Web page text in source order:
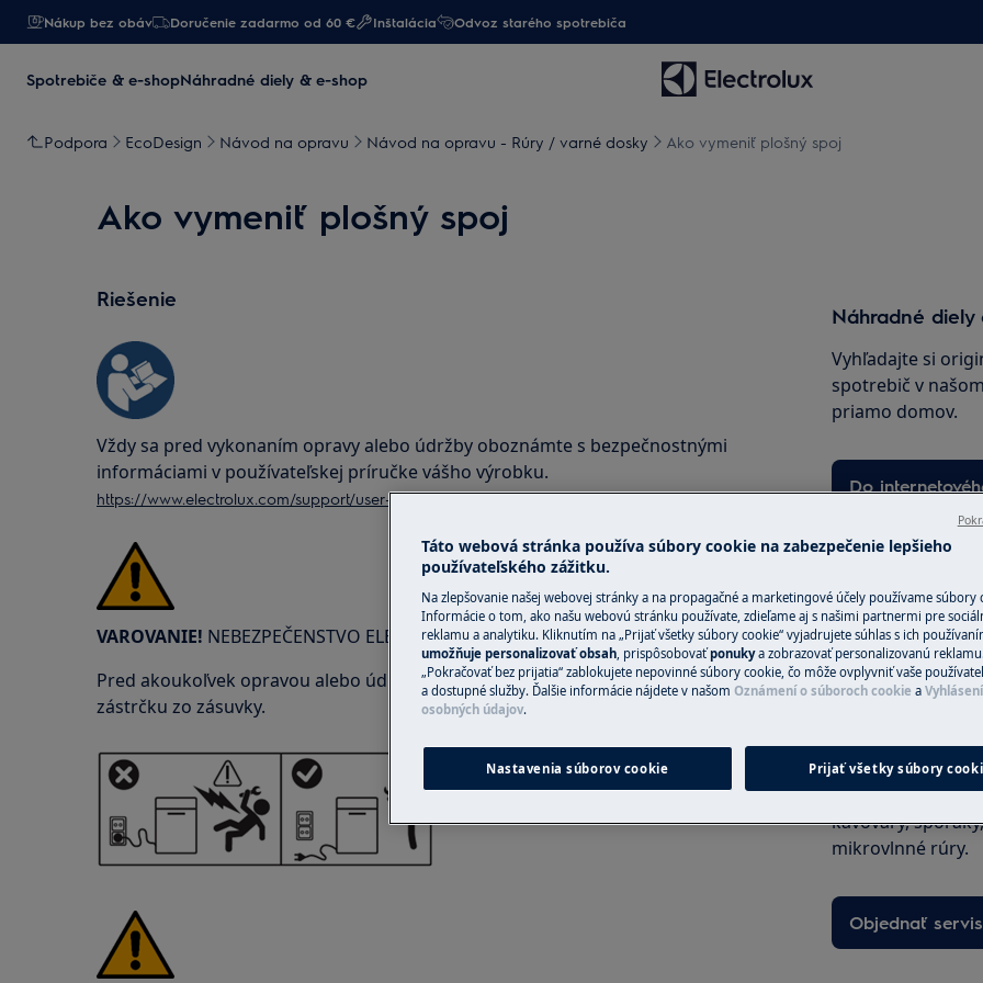
Nákup bez obáv Doručenie zadarmo od 60 € Inštalácia Odvoz starého spotrebiča
Spotrebiče & e-shopNáhradné diely & e-shop
Podpora EcoDesign Návod na opravu Návod na opravu - Rúry / varné dosky Ako vymeniť plošný spoj
Ako vymeniť plošný spoj
Riešenie
Vždy sa pred vykonaním opravy alebo údržby oboznámte s bezpečnostnými
informáciami v používateľskej príručke vášho výrobku.
https://www.electrolux.com/support/user-manuals/
VAROVANIE! NEBEZPEČENSTVO ELEKTRICKÉHO ÚDERU
Pred akoukoľvek opravou alebo údržbou vypnite spotrebič a odpojte sieťovú
zástrčku zo zásuvky.
Náhradné diely
Vyhľadajte si
spotrebič v
priamo domov.
Do
Objednajte si
V oblasti, v ktorej
Fixná cena
kvalifikovaní
najprv
prípade potreby
službu
panely,
kávovary,
mikrovlnné rúry.
Objednať servis
Táto webová stránka používa súbory cookie na zabezpečenie lepšieho
používateľského zážitku.
Na zlepšovanie našej webovej stránky a na propagačné a marketingové účely používame súbory
Informácie o tom, ako našu webovú stránku používate, zdieľame aj s našimi partnermi pre
reklamu a analytiku. Kliknutím na „Prijať všetky súbory cookie“ vyjadrujete súhlas s ich
umožňuje personalizovať obsah, prispôsobovaťponukya zobrazovať personalizovanú
„Pokračovať bez prijatia“ zablokujete nepovinné súbory cookie, čo môže ovplyvniť vaše
a dostupné služby. Ďalšie informácie nájdete v našom Oznámení o súboroch cookie a
osobných údajov.
Nastavenia súborov cookie Prijať všetky súbory